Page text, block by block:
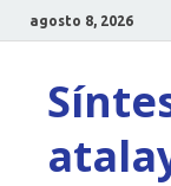
agosto 8, 2026